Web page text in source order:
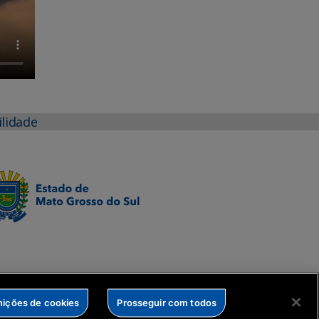
de cookies Prosseguir com todos